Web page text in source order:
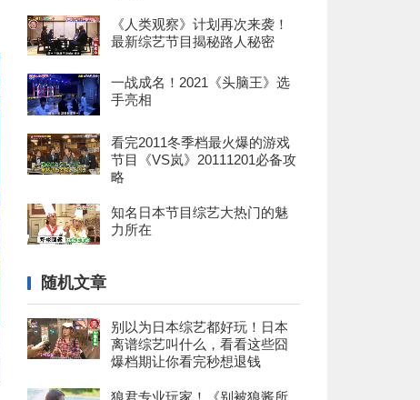
《人类观察》计划再次来袭！
最新综艺节目揭秘路人秘密
一战成名！2021《头脑王》选
手亮相
看完2011冬季档最火爆的游戏
节目《VS岚》20111201必备攻
略
知名日本节目综艺大热门的魅
力所在
随机文章
别以为日本综艺都好玩！日本
离谱综艺叫什么，看看这些囧
爆档期让你看完秒想退钱
狼君专业玩家！《别被狼酱所